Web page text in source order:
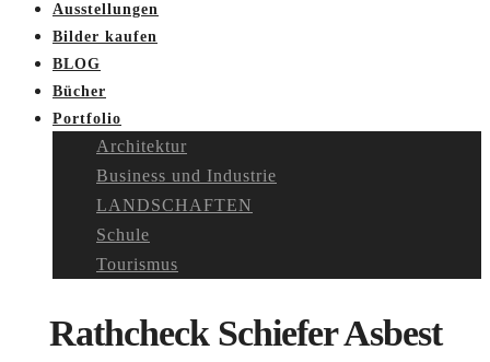
Ausstellungen
Bilder kaufen
BLOG
Bücher
Portfolio
Architektur
Business und Industrie
LANDSCHAFTEN
Schule
Tourismus
Rathcheck Schiefer Asbest